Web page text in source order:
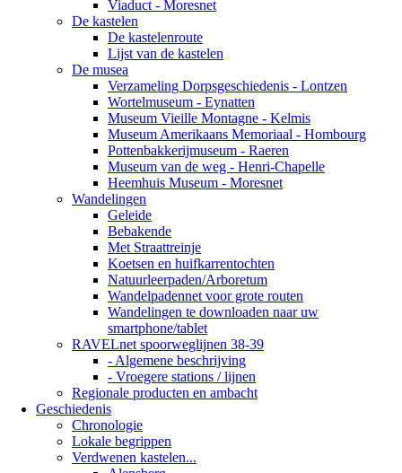
Viaduct - Moresnet
De kastelen
De kastelenroute
Lijst van de kastelen
De musea
Verzameling Dorpsgeschiedenis - Lontzen
Wortelmuseum - Eynatten
Museum Vieille Montagne - Kelmis
Museum Amerikaans Memoriaal - Hombourg
Pottenbakkerijmuseum - Raeren
Museum van de weg - Henri-Chapelle
Heemhuis Museum - Moresnet
Wandelingen
Geleide
Bebakende
Met Straattreinje
Koetsen en huifkarrentochten
Natuurleerpaden/Arboretum
Wandelpadennet voor grote routen
Wandelingen te downloaden naar uw
smartphone/tablet
RAVELnet spoorweglijnen 38-39
- Algemene beschrijving
- Vroegere stations / lijnen
Regionale producten en ambacht
Geschiedenis
Chronologie
Lokale begrippen
Verdwenen kastelen...